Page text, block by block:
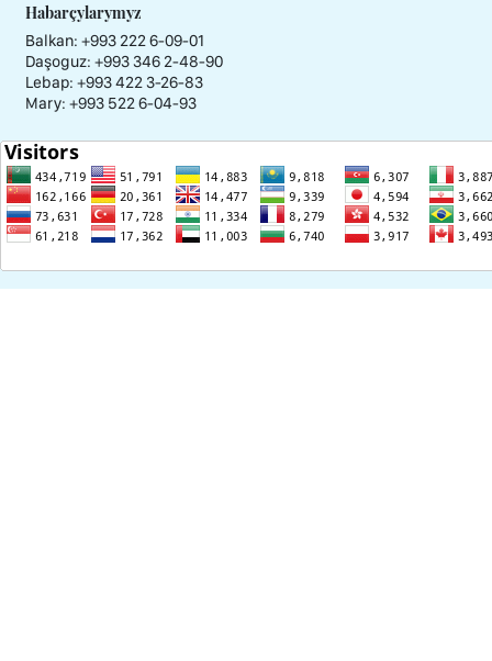
Habarçylarymyz
Balkan: +993 222 6-09-01
Daşoguz: +993 346 2-48-90
Lebap: +993 422 3-26-83
Mary: +993 522 6-04-93